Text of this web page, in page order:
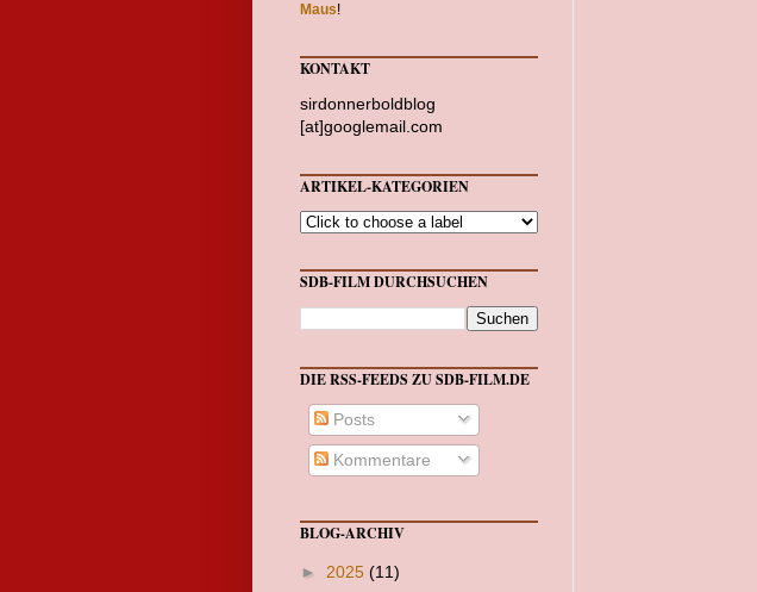
Maus!
KONTAKT
sirdonnerboldblog
[at]googlemail.com
ARTIKEL-KATEGORIEN
SDB-FILM DURCHSUCHEN
DIE RSS-FEEDS ZU SDB-FILM.DE
Posts
Kommentare
BLOG-ARCHIV
► 2025 (11)